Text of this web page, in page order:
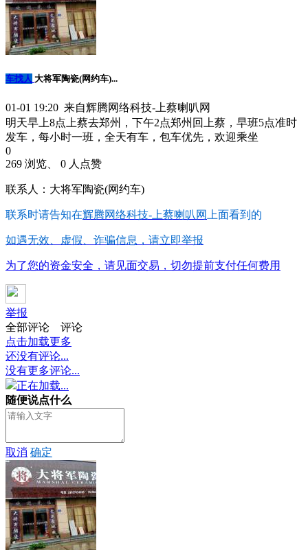
车找人 大将军陶瓷(网约车)...
01-01 19:20 来自辉腾网络科技-上蔡喇叭网
明天早上8点上蔡去郑州，下午2点郑州回上蔡，早班5点准时
发车，每小时一班，全天有车，包车优先，欢迎乘坐
0
269 浏览、 0 人点赞
联系人：大将军陶瓷(网约车)
联系时请告知在辉腾网络科技-上蔡喇叭网 上面看到的
如遇无效、虚假、诈骗信息，请立即举报
为了您的资金安全，请见面交易，切勿提前支付任何费用
举报
全部评论
评论
点击加载更多
还没有评论...
没有更多评论...
正在加载...
随便说点什么
取消 确定